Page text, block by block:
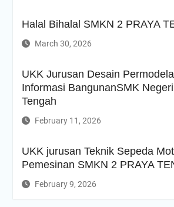
Halal Bihalal SMKN 2 PRAYA
March 30, 2026
UKK Jurusan Desain
Informasi BangunanSMK
Tengah
February 11, 2026
UKK jurusan Teknik Sepeda
Pemesinan SMKN 2 PRAYA
February 9, 2026